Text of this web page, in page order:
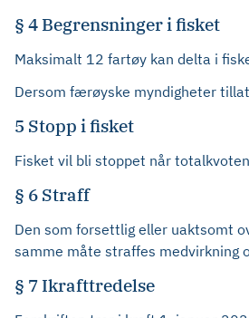
§ 4 Begrensninger i fisket
Maksimalt 12 fartøy kan delta i
Dersom færøyske myndigheter
5 Stopp i fisket
Fisket vil bli stoppet når
§ 6 Straff
Den som forsettlig eller uaktsomt
samme måte straffes medvirkning
§ 7 Ikrafttredelse